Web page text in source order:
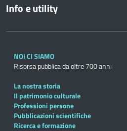
Info e utility
NOI CI SIAMO
Risorsa pubblica da oltre 700 anni
La nostra storia
Il patrimonio culturale
Professioni persone
Pubblicazioni scientifiche
Ricerca e formazione